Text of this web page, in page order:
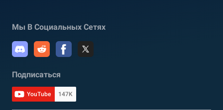
Мы В Социальных Сетях
Подписаться
YouTube 147K